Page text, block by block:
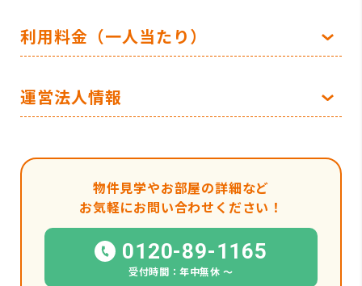
利用料金（一人当たり）
運営法人情報
物件見学やお部屋の詳細など
お気軽にお問い合わせください！
0120-89-1165
受付時間：年中無休 〜